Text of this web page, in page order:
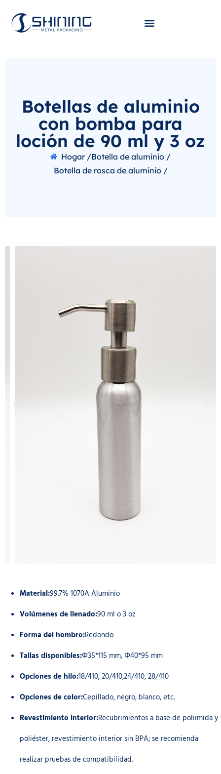
Botellas de aluminio
con bomba para
loción de 90 ml y 3 oz
Hogar /Botella de aluminio /
Botella de rosca de aluminio /
Material:99.7% 1070A Aluminio
Volúmenes de llenado:90 ml o 3 oz
Forma del hombro:Redondo
Tallas disponibles:Φ35*115 mm, Φ40*95 mm
Opciones de hilo:18/410, 20/410,24/410, 28/410
Opciones de color:Cepillado, negro, blanco, etc.
Revestimiento interior:Recubrimientos a base de poliimida y
poliéster, revestimiento interior sin BPA; se recomienda
realizar pruebas de compatibilidad.